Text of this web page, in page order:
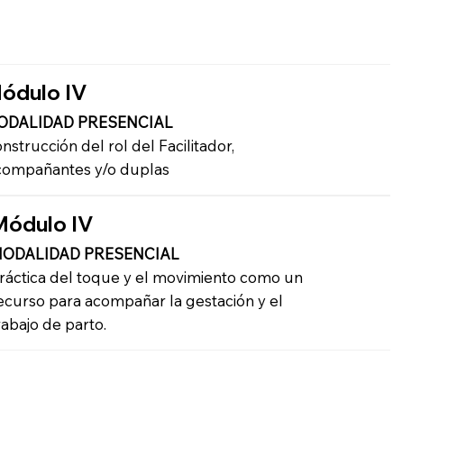
IV
PRESENCIAL
del rol del Facilitador,
y/o duplas
IV
PRESENCIAL
del toque y el movimiento como un
para acompañar la gestación y el
de parto.